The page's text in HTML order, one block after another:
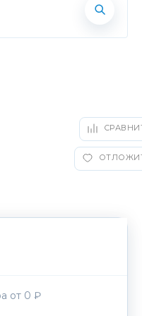
от 0 ₽